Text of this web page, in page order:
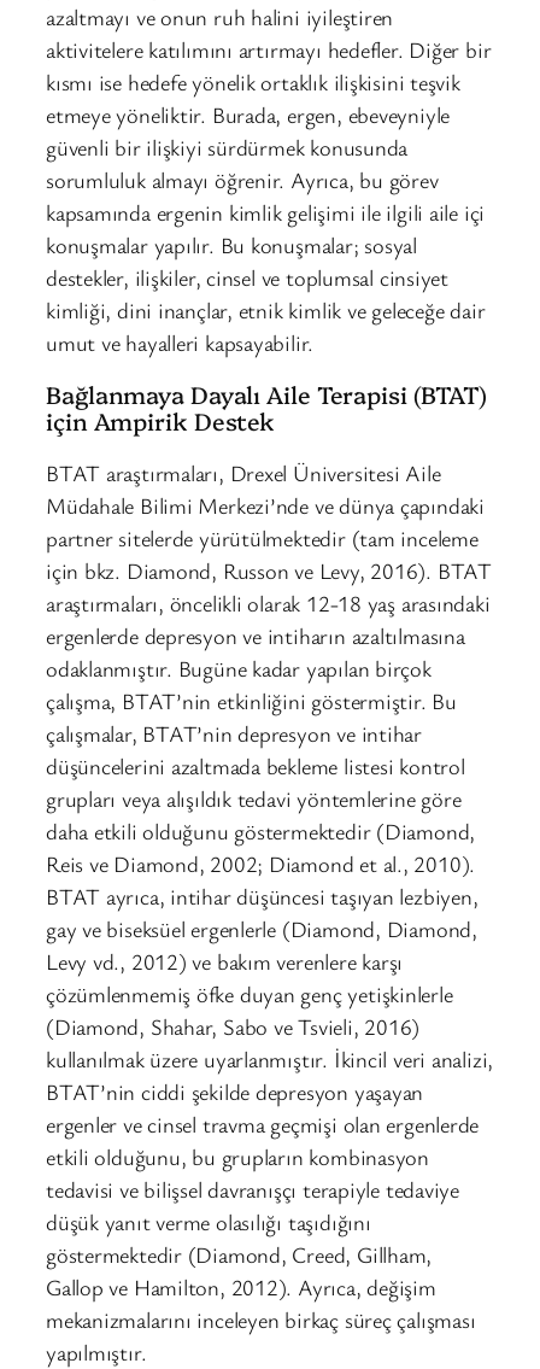
azaltmayı ve onun ruh halini iyileştiren
aktivitelere katılımını artırmayı hedefler. Diğer bir
kısmı ise hedefe yönelik ortaklık ilişkisini teşvik
etmeye yöneliktir. Burada, ergen, ebeveyniyle
güvenli bir ilişkiyi sürdürmek konusunda
sorumluluk almayı öğrenir. Ayrıca, bu görev
kapsamında ergenin kimlik gelişimi ile ilgili aile içi
konuşmalar yapılır. Bu konuşmalar; sosyal
destekler, ilişkiler, cinsel ve toplumsal cinsiyet
kimliği, dini inançlar, etnik kimlik ve geleceğe dair
umut ve hayalleri kapsayabilir.
Bağlanmaya Dayalı Aile Terapisi (BTAT)
için Ampirik Destek
BTAT araştırmaları, Drexel Üniversitesi Aile
Müdahale Bilimi Merkezi’nde ve dünya çapındaki
partner sitelerde yürütülmektedir (tam inceleme
için bkz. Diamond, Russon ve Levy, 2016). BTAT
araştırmaları, öncelikli olarak 12-18 yaş arasındaki
ergenlerde depresyon ve intiharın azaltılmasına
odaklanmıştır. Bugüne kadar yapılan birçok
çalışma, BTAT’nin etkinliğini göstermiştir. Bu
çalışmalar, BTAT’nin depresyon ve intihar
düşüncelerini azaltmada bekleme listesi kontrol
grupları veya alışıldık tedavi yöntemlerine göre
daha etkili olduğunu göstermektedir (Diamond,
Reis ve Diamond, 2002; Diamond et al., 2010).
BTAT ayrıca, intihar düşüncesi taşıyan lezbiyen,
gay ve biseksüel ergenlerle (Diamond, Diamond,
Levy vd., 2012) ve bakım verenlere karşı
çözümlenmemiş öfke duyan genç yetişkinlerle
(Diamond, Shahar, Sabo ve Tsvieli, 2016)
kullanılmak üzere uyarlanmıştır. İkincil veri analizi,
BTAT’nin ciddi şekilde depresyon yaşayan
ergenler ve cinsel travma geçmişi olan ergenlerde
etkili olduğunu, bu grupların kombinasyon
tedavisi ve bilişsel davranışçı terapiyle tedaviye
düşük yanıt verme olasılığı taşıdığını
göstermektedir (Diamond, Creed, Gillham,
Gallop ve Hamilton, 2012). Ayrıca, değişim
mekanizmalarını inceleyen birkaç süreç çalışması
yapılmıştır.